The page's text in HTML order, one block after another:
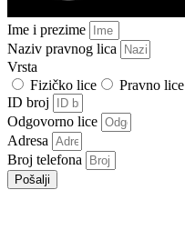
Ime i prezime
Naziv pravnog lica
Vrsta
Fizičko lice
Pravno lice
ID broj
Odgovorno lice
Adresa
Broj telefona
Pošalji